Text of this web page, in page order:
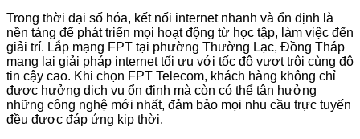
Trong thời đại số hóa, kết nối internet nhanh và ổn định là
nền tảng để phát triển mọi hoạt động từ học tập, làm việc đến
giải trí. Lắp mạng FPT tại phường Thường Lạc, Đồng Tháp
mang lại giải pháp internet tối ưu với tốc độ vượt trội cùng độ
tin cậy cao. Khi chọn FPT Telecom, khách hàng không chỉ
được hưởng dịch vụ ổn định mà còn có thể tận hưởng
những công nghệ mới nhất, đảm bảo mọi nhu cầu trực tuyến
đều được đáp ứng kịp thời.